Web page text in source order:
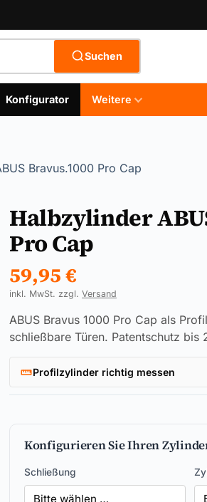
Suchen
Konfigurator Weitere
Bravus.1000 Pro Cap
Halbzylinder
Pro Cap
59,95€
inkl. MwSt. zzgl. Versand
ABUS Bravus 1000 Pro Cap als
schließbare Türen. Patentschutz
Profilzylinder richtig messen
Konfigurieren Sie Ihren
Schließung